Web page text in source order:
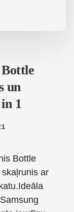
un
1
Bottle
ar